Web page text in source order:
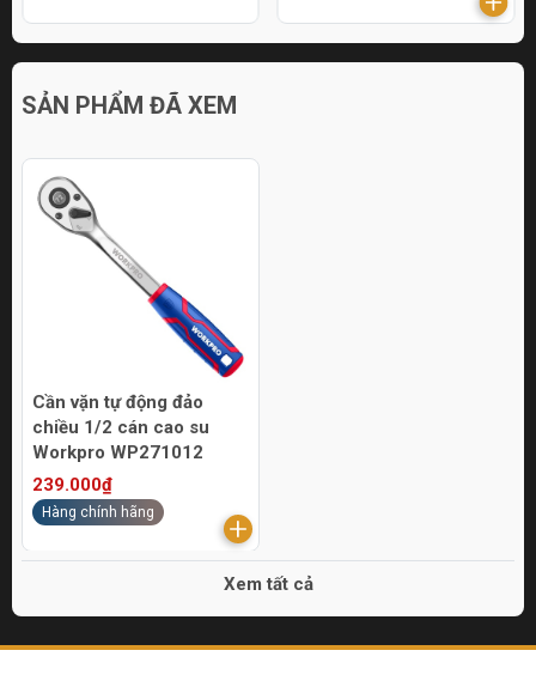
SẢN PHẨM ĐÃ XEM
Cần vặn tự động đảo
chiều 1/2 cán cao su
Workpro WP271012
239.000₫
Hàng chính hãng
Xem tất cả